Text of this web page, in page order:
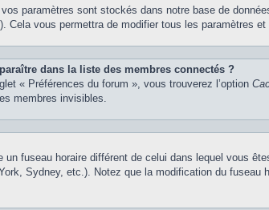
paramètres sont stockés dans notre base de
Cela vous permettra de modifier tous les paramètres
dans la liste des membres connectés ?
« Préférences du forum », vous trouverez l’option
membres invisibles.
un fuseau horaire différent de celui dans lequel vous
Sydney, etc.). Notez que la modification du fuseau